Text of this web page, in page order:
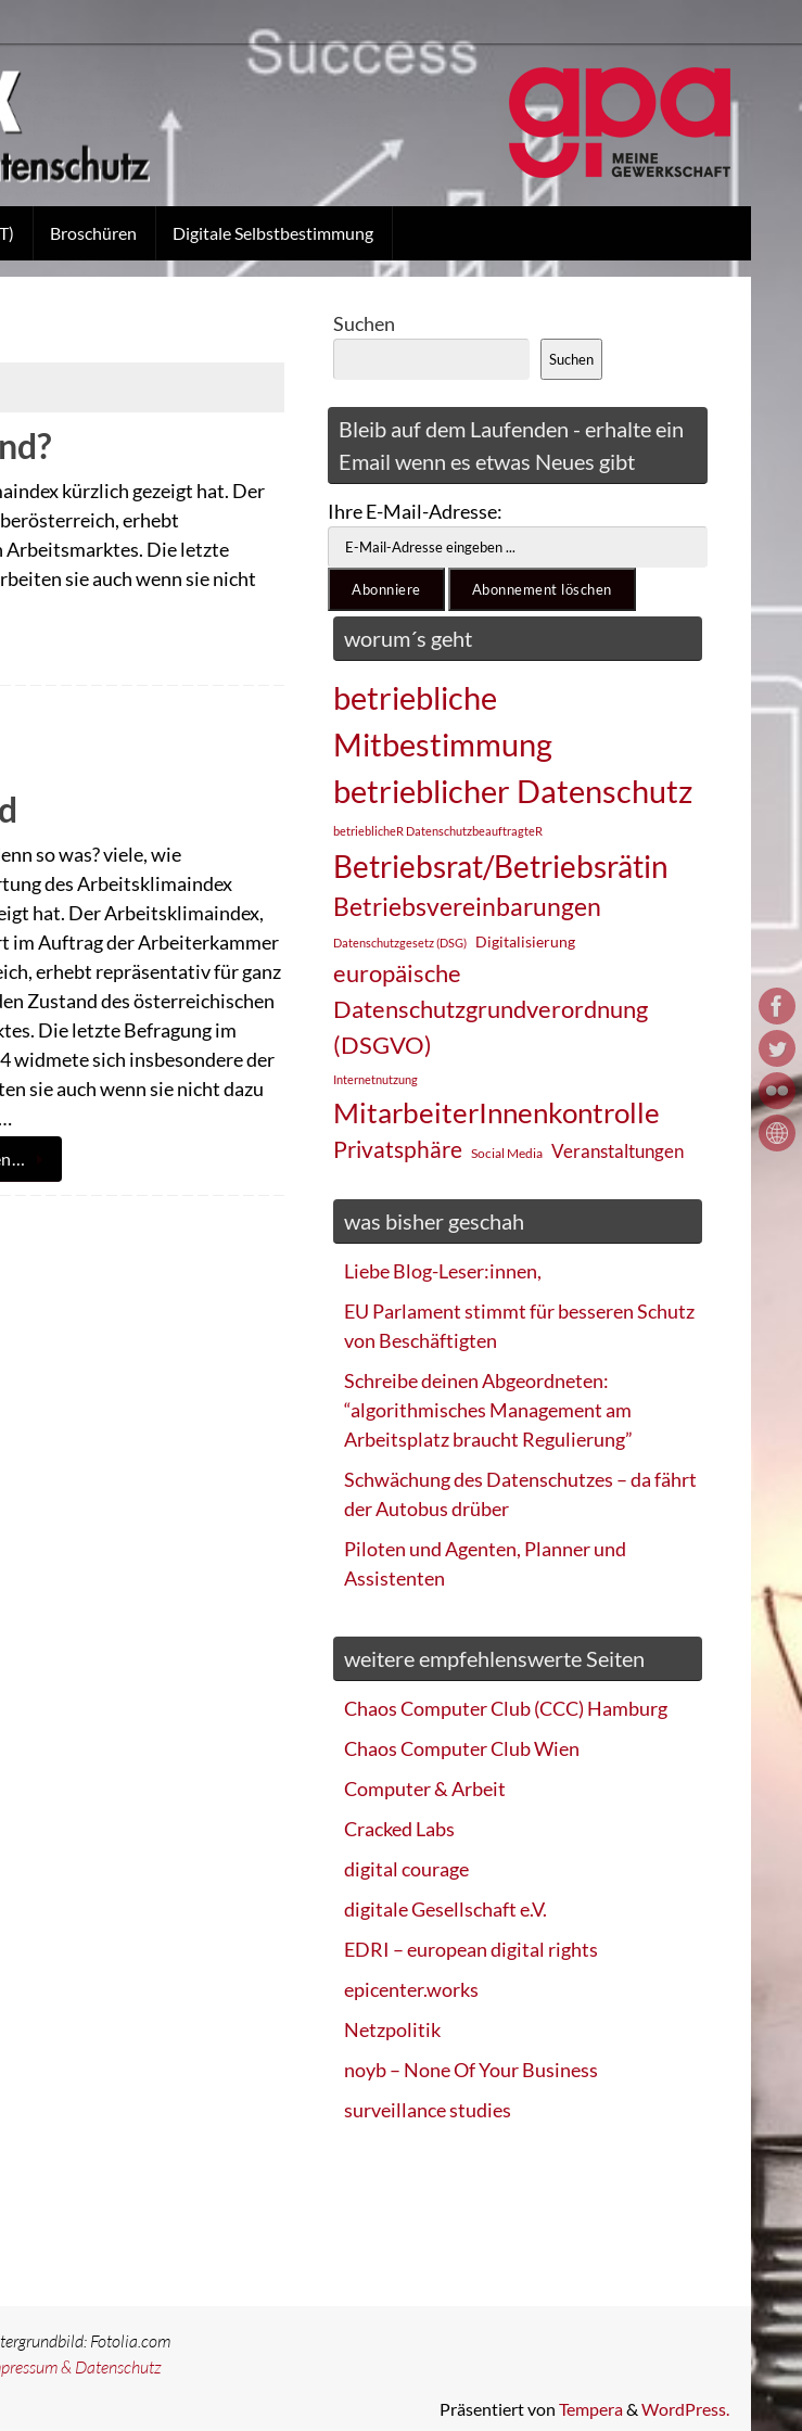
Broschüren Digitale Selbstbestimmung
kürzlich gezeigt hat. Der
erhebt
Arbeitsmarktes. Die letzte
sie auch wenn sie nicht
so was? viele, wie
des Arbeitsklimaindex
hat. Der Arbeitsklimaindex,
im Auftrag der Arbeiterkammer
erhebt repräsentativ für ganz
Zustand des österreichischen
Die letzte Befragung im
widmete sich insbesondere der
sie auch wenn sie nicht dazu
Suchen
Suchen
Bleib auf dem Laufenden - erhalte ein
Email wenn es etwas Neues gibt
Ihre E-Mail-Adresse:
worum´s geht
betriebliche
Mitbestimmung
betrieblicher Datenschutz
betrieblicheR DatenschutzbeauftragteR
Betriebsrat/Betriebsrätin
Betriebsvereinbarungen
Datenschutzgesetz (DSG) Digitalisierung
europäische
Datenschutzgrundverordnung
(DSGVO)
Internetnutzung
MitarbeiterInnenkontrolle
Privatsphäre Social Media Veranstaltungen
was bisher geschah
Liebe Blog-Leser:innen,
EU Parlament stimmt für besseren Schutz
von Beschäftigten
Schreibe deinen Abgeordneten:
“algorithmisches Management am
Arbeitsplatz braucht Regulierung”
Schwächung des Datenschutzes – da fährt
der Autobus drüber
Piloten und Agenten, Planner und
Assistenten
weitere empfehlenswerte Seiten
Chaos Computer Club (CCC) Hamburg
Chaos Computer Club Wien
Computer & Arbeit
Cracked Labs
digital courage
digitale Gesellschaft e.V.
EDRI – european digital rights
epicenter.works
Netzpolitik
noyb – None Of Your Business
surveillance studies
Fotolia.com
& Datenschutz
Präsentiert von Tempera& WordPress.